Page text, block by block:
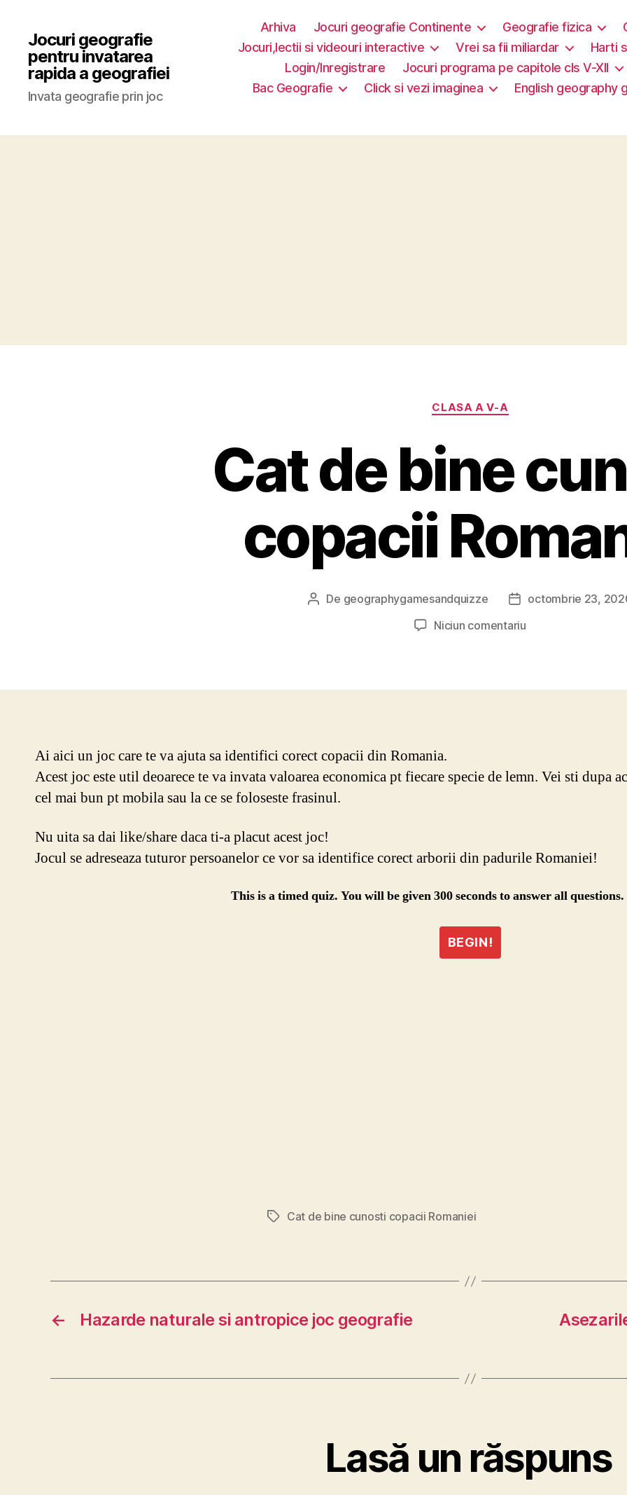
Jocuri geografie
pentru invatarea
rapida a geografiei
Invata geografie prin joc
Arhiva Jocuri geografie Continente Geografie fizica
Jocuri,lectii si videouri interactive
Vrei sa fii miliardar
Harti
Login/Inregistrare
Jocuri programa pe capitole cls V-XII
Bac Geografie
Click si vezi imaginea English geography
Categorii
CLASA A V-A
Cat de bine
copacii
Autor
De geographygamesandquizze
Datăoctombrie 23,
Niciun comentariula
cunosti
Ai aici un joc care te va ajuta sa identifici corect copacii din Romania.
Acest joc este util deoarece te va invata valoarea economica pt fiecare specie de lemn. Vei sti dupa
cel mai bun pt mobila sau la ce se foloseste frasinul.
Nu uita sa dai like/share daca ti-a placut acest joc!
Jocul se adreseaza tuturor persoanelor ce vor sa identifice corect arborii din padurile Romaniei!
This is a timed quiz. You will be given 300 seconds to answer all
BEGIN!
EticheteCat de bine cunosti copacii Romaniei
← Hazarde naturale si antropice joc geografie
Lasă un răspuns